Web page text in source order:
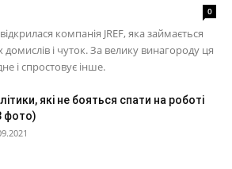
0
компанія JREF, яка займається
і чуток. За велику винагороду ця
і спростовує інше.
які не бояться спати на роботі
фото)